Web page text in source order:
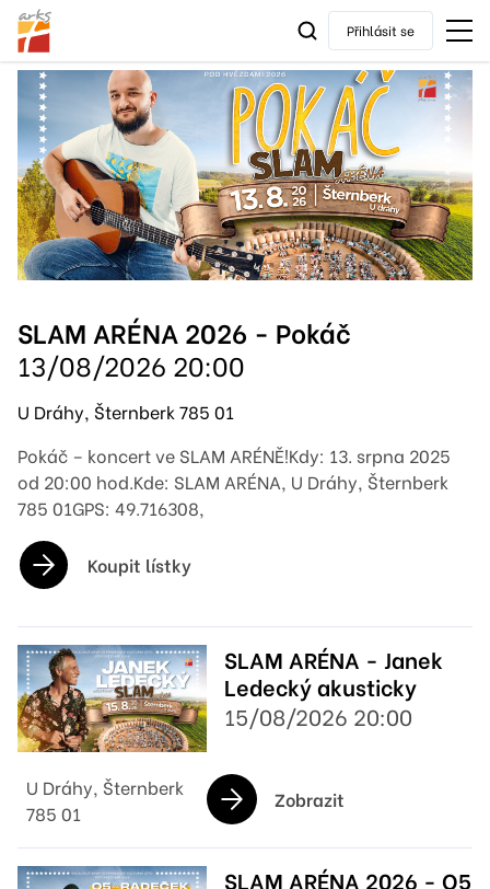
Přihlásit se
SLAM ARÉNA 2026 - Pokáč
13/08/2026 20:00
U Dráhy, Šternberk 785 01
Pokáč – koncert ve SLAM ARÉNĚ!Kdy: 13. srpna 2025
od 20:00 hod.Kde: SLAM ARÉNA, U Dráhy, Šternberk
785 01GPS: 49.716308,
Koupit lístky
SLAM ARÉNA - Janek
Ledecký akusticky
15/08/2026 20:00
U Dráhy, Šternberk
785 01
Zobrazit
SLAM ARÉNA 2026 - O5